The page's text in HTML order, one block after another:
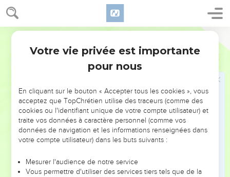
Jérémie 24
4 Et la parole de l'Éternel me fut adressée, et il me dit :
Ainsi a dit l'Éternel, le Dieu d'Israël : Comme tu distingues
ces bonnes figues, ainsi je distinguerai, pour leur bien, les
captifs de Juda, que j'ai envoyés de ce lieu au pays des
retourner en ce pays, et je les rétablirai et ne les détruirai
plus ; je les planterai et ne les arracherai plus.
Et je leur donnerai un coeur pour connaître que je suis
l'Éternel ; ils seront mon peuple, et je serai leur Dieu ; car ils
reviendront à moi de tout leur coeur.
Et comme ces mauvaises figues, qu'on ne peut manger,
tant elles sont mauvaises, a dit l'Éternel, tels je rendrai
Votre vie privée est importante
pour nous
En cliquant sur le bouton « Accepter tous les cookies », vous
acceptez que TopChrétien utilise des traceurs (comme des
cookies ou l'identifiant unique de votre compte utilisateur) et
traite vos données à caractère personnel (comme vos
données de navigation et les informations renseignées dans
votre compte utilisateur) dans les buts suivants :
Mesurer l'audience de notre service
Vous permettre d'utiliser des services tiers tels que de la